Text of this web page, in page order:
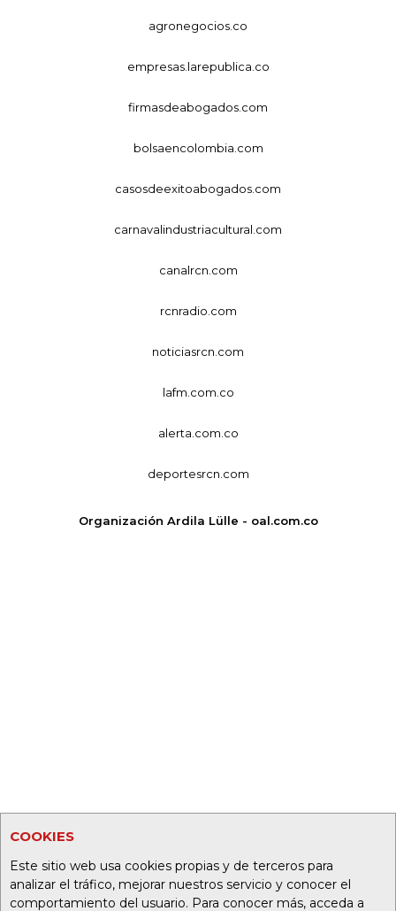
COOKIES
Este sitio web usa cookies propias y de terceros para
analizar el tráfico, mejorar nuestros servicio y conocer el
comportamiento del usuario. Para conocer más, acceda a
agronegocios.co
empresas.larepublica.co
firmasdeabogados.com
bolsaencolombia.com
casosdeexitoabogados.com
carnavalindustriacultural.com
canalrcn.com
rcnradio.com
noticiasrcn.com
lafm.com.co
alerta.com.co
deportesrcn.com
Organización Ardila Lülle - oal.com.co